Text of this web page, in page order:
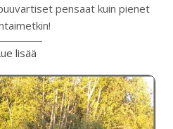
pensaat kuin pienet
lisää